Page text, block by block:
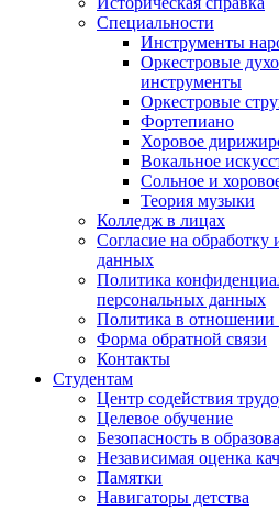
Специальности
Инструменты
Оркестровые
инструменты
Оркестровые
Фортепиано
Хоровое
Вокальное
Сольное и
Теория музыки
Колледж в лицах
Согласие на обработку
данных
Политика
персональных данных
Политика в
Форма обратной связи
Контакты
Студентам
Центр содействия
Целевое обучение
Безопасность в
Независимая оценка
Памятки
Навигаторы детства